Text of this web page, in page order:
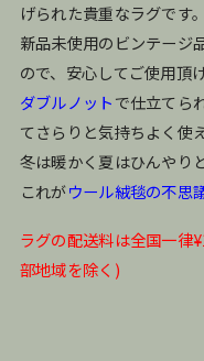
げられた貴重なラグです。
新品未使用のビンテージ
ので、安心してご使用頂け
ダブルノットで仕立てら
てさらりと気持ちよく使
冬は暖かく夏はひんやり
これがウール絨毯の不思
ラグの配送料は全国一律
部地域を除く)